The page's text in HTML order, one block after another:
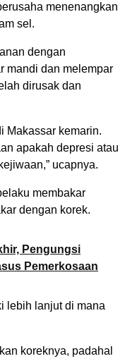
menenangkan
sel.
dengan
mandi dan melempar
dirusak dan
Makassar kemarin.
apakah depresi atau
ucapnya.
membakar
dengan korek.
Pengungsi
Pemerkosaan
lebih lanjut di mana
koreknya, padahal